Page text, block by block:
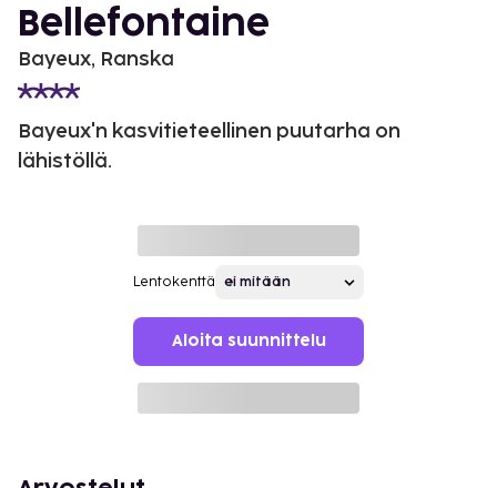
Bellefontaine
Bayeux, Ranska
Bayeux'n kasvitieteellinen puutarha on
lähistöllä.
Lentokenttä
Aloita suunnittelu